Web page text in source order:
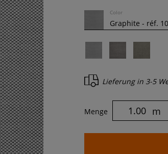
Color
Lieferung in 3-5
Menge m